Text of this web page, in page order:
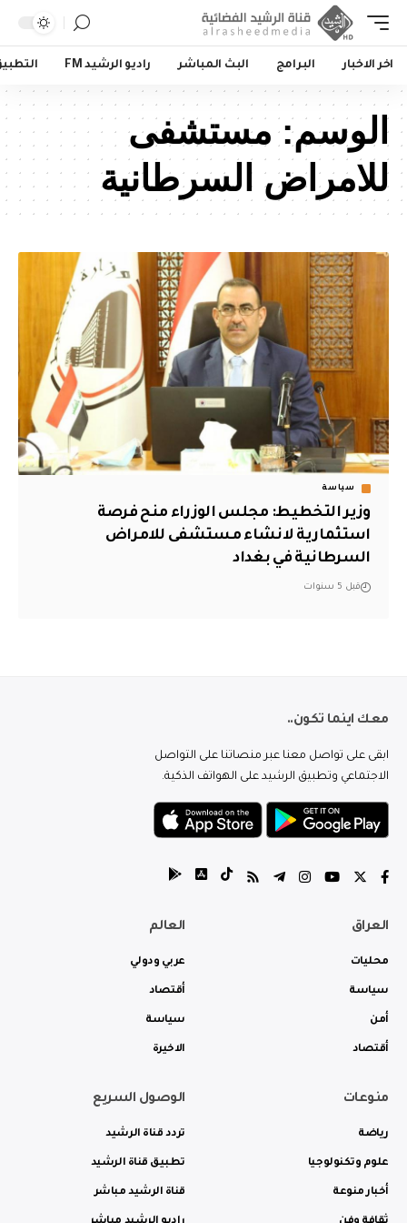
اخر الاخبار البرامج البث المباشر راديو الرشيد FM
الوسم:مستشفى
للامراض السرطانية
سياسة
وزير التخطيط: مجلس الوزراء منح فرصة
استثمارية لانشاء مستشفى للامراض
السرطانية في بغداد
قبل 5 سنوات
معك اينما تكون..
ابقى على تواصل معنا عبر منصاتنا على التواصل
الاجتماعي وتطبيق الرشيد على الهواتف الذكية.
العراق
محليات
سياسة
أمن
أقتصاد
العالم
عربي ودولي
أقتصاد
سياسة
الاخيرة
منوعات
رياضة
علوم وتكنولوجيا
أخبار منوعة
الوصول السريع
تردد قناة الرشيد
تطبيق قناة الرشيد
قناة الرشيد مباشر